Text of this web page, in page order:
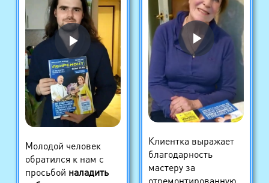
Молодой человек
обратился к нам с
просьбой наладить
Клиентка выражает
благодарность
мастеру за
отремонтированную